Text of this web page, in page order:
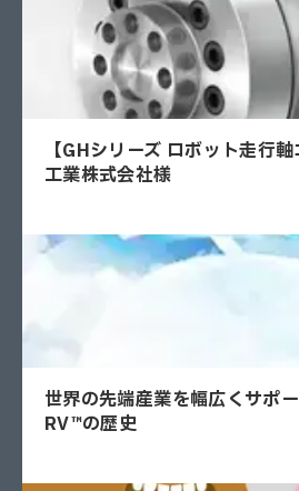
【GHシリーズ ロボット走行
工業株式会社様
世界の先端産業を幅広くサポ
RV™の歴史